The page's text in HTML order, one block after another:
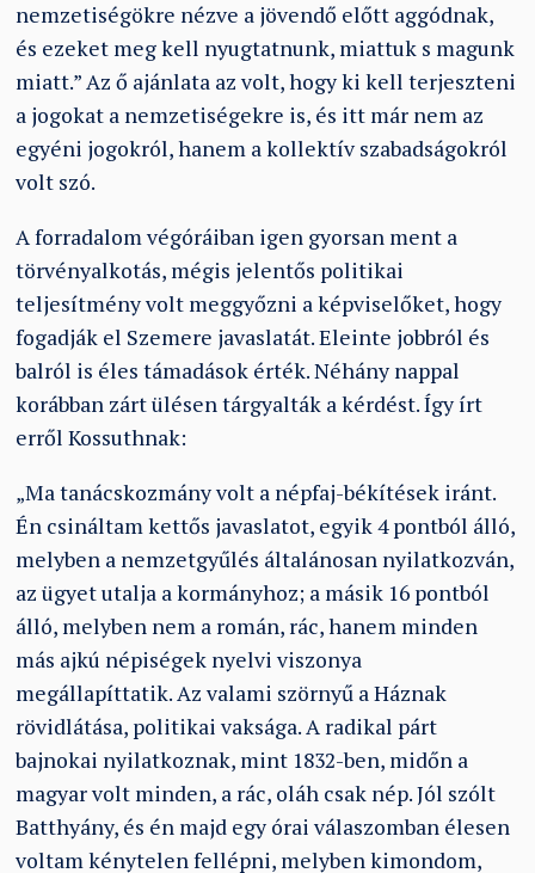
nemzetiségökre nézve a jövendő előtt aggódnak,
és ezeket meg kell nyugtatnunk, miattuk s magunk
miatt.” Az ő ajánlata az volt, hogy ki kell terjeszteni
a jogokat a nemzetiségekre is, és itt már nem az
egyéni jogokról, hanem a kollektív szabadságokról
volt szó.
A forradalom végóráiban igen gyorsan ment a
törvényalkotás, mégis jelentős politikai
teljesítmény volt meggyőzni a képviselőket, hogy
fogadják el Szemere javaslatát. Eleinte jobbról és
balról is éles támadások érték. Néhány nappal
korábban zárt ülésen tárgyalták a kérdést. Így írt
erről Kossuthnak:
„Ma tanácskozmány volt a népfaj-békítések iránt.
Én csináltam kettős javaslatot, egyik 4 pontból álló,
melyben a nemzetgyűlés általánosan nyilatkozván,
az ügyet utalja a kormányhoz; a másik 16 pontból
álló, melyben nem a román, rác, hanem minden
más ajkú népiségek nyelvi viszonya
megállapíttatik. Az valami szörnyű a Háznak
rövidlátása, politikai vaksága. A radikal párt
bajnokai nyilatkoznak, mint 1832-ben, midőn a
magyar volt minden, a rác, oláh csak nép. Jól szólt
Batthyány, és én majd egy órai válaszomban élesen
voltam kénytelen fellépni, melyben kimondom,